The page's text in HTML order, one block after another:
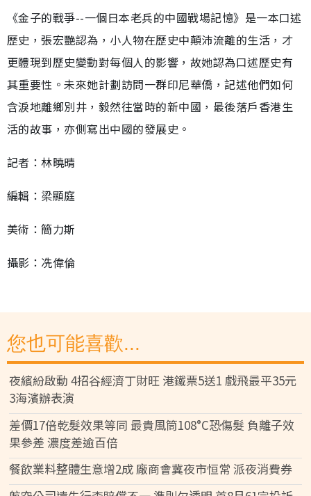
《金子的戰爭--一個日本老兵的中國戰場記憶》是一本口述
歷史，張宏艷認為，小人物在歷史中顛沛流離的生活，才
更體現到歷史變動對每個人的影響，故她認為口述歷史有
其重要性。未來她計劃訪問一群印尼華僑，記述他們如何
含淚地離鄉別井，毅然往當時的新中國，最後落戶香港生
活的故事，亦側寫出中國的發展史。
記者：林曉晴
編輯：梁顯庭
美術：簡力斯
攝影：冼偉倫
您也可能喜歡...
夜繽紛啟動 4招谷經濟丁財旺 港鐵票5送1 戲飛最平35元
3海濱辦表演
差價17倍乾髮效果等同 最貴風筒108°C恐傷髮 負離子效
果參差 濃度差逾百倍
餐飲業料整體生意增2成 廠商會冀夜市恒常 派夜消費券